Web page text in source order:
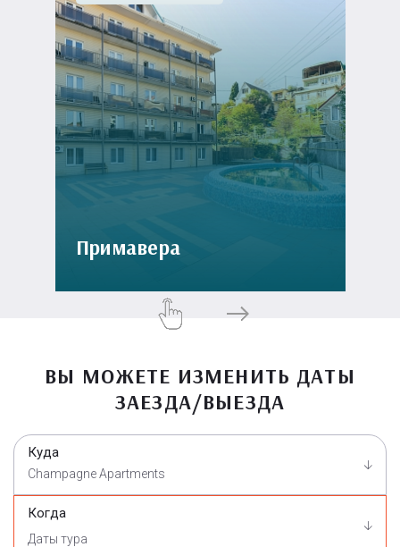
Примавера
ВЫ МОЖЕТЕ ИЗМЕНИТЬ ДАТЫ
ЗАЕЗДА/ВЫЕЗДА
Куда
Champagne Apartments
Когда